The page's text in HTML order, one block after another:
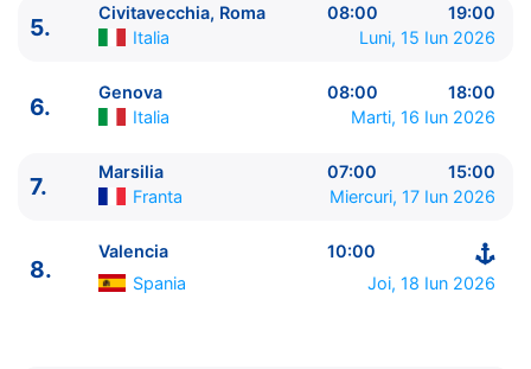
Ziua | Portul | Sosire - Plecare
----------------------------------------
Ibiza Spania
3.
Zi de navigare
0:00 - 0:00
5.
Civitavecchia, Roma
08:00 - 19:00
6.
Genova Italia
5.
Civitavecchia, Roma 08:00
19:00
Italia
Luni, 15 Iun 2026
6.
Genova 08:00
18:00
Italia
Marti, 16 Iun 2026
7.
Marsilia 07:00
15:00
Franta
Miercuri, 17 Iun 2026
8.
Valencia
10:00
Spania
Joi, 18 Iun 2026